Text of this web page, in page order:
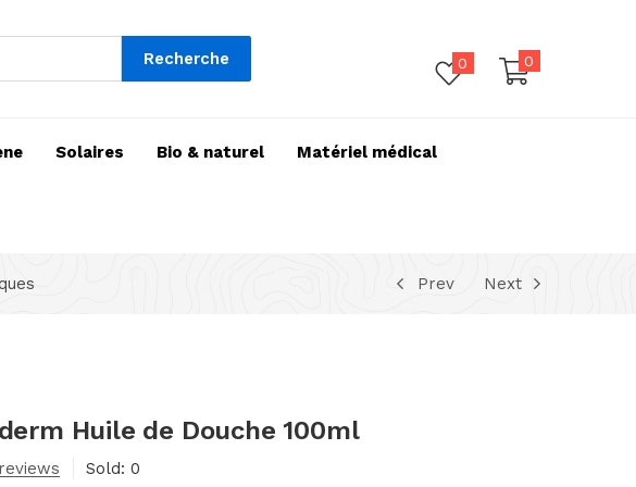
Recherche 0 0
Solaires Bio & naturel Matériel médical
Prev Next
Huile de Douche 100ml
Sold: 0